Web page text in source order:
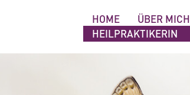
NAVIGATION
ÜBERSPRINGEN
HOME ÜBER MICH
HEILPRAKTIKERIN